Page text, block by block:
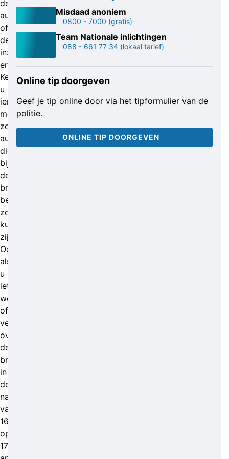
de
auto
of
de
inzittenden
ervan.
Kent
u
iemand
met
zo’n
auto
die
bij
de
brandstichting
betrokken
zou
kunnen
zijn?
Ook
als
u
iets
weet
of
vermoedt
over
de
brandstichting
in
de
nacht
van
16
op
17
Misdaad anoniem
0800 - 7000 (gratis)
Team Nationale inlichtingen
088 - 661 77 34 (lokaal tarief)
Online tip doorgeven
Geef je tip online door via het tipformulier van de
politie.
ONLINE TIP DOORGEVEN